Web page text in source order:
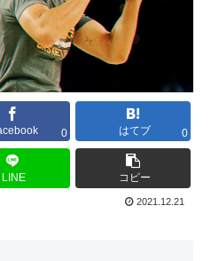
0 はてブ 0
LINE コピー
2021.12.21